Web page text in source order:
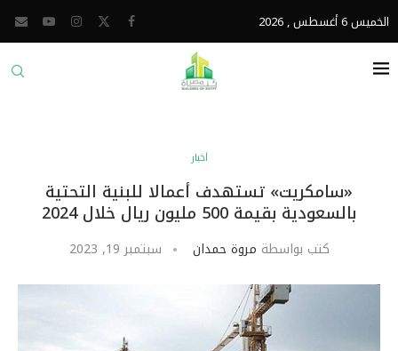
الخميس 6 أغسطس , 2026
أخبار
«سامكريت» تستهدف أعمالا للبنية التحتية
بالسعودية بقيمة 500 مليون ريال خلال 2024
كتب بواسطة مروة حمدان سبتمبر 19, 2023